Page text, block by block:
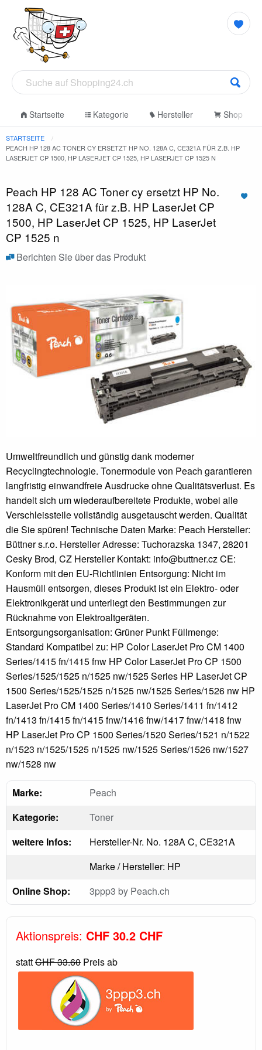
Startseite Kategorie Hersteller Shop
STARTSEITE
PEACH HP 128 AC TONER CY ERSETZT HP NO. 128A C, CE321A FÜR Z.B. HP
LASERJET CP 1500, HP LASERJET CP 1525, HP LASERJET CP 1525 N
Peach HP 128 AC Toner cy ersetzt HP No.
128A C, CE321A für z.B. HP LaserJet CP
1500, HP LaserJet CP 1525, HP LaserJet
CP 1525 n
Berichten Sie über das Produkt
Umweltfreundlich und günstig dank moderner
Recyclingtechnologie. Tonermodule von Peach garantieren
langfristig einwandfreie Ausdrucke ohne Qualitätsverlust. Es
handelt sich um wiederaufbereitete Produkte, wobei alle
Verschleissteile vollständig ausgetauscht werden. Qualität
die Sie spüren! Technische Daten Marke: Peach Hersteller:
Büttner s.r.o. Hersteller Adresse: Tuchorazska 1347, 28201
Cesky Brod, CZ Hersteller Kontakt: info@buttner.cz CE:
Konform mit den EU-Richtlinien Entsorgung: Nicht im
Hausmüll entsorgen, dieses Produkt ist ein Elektro- oder
Elektronikgerät und unterliegt den Bestimmungen zur
Rücknahme von Elektroaltgeräten.
Entsorgungsorganisation: Grüner Punkt Füllmenge:
Standard Kompatibel zu: HP Color LaserJet Pro CM 1400
Series/1415 fn/1415 fnw HP Color LaserJet Pro CP 1500
Series/1525/1525 n/1525 nw/1525 Series HP LaserJet CP
1500 Series/1525/1525 n/1525 nw/1525 Series/1526 nw HP
LaserJet Pro CM 1400 Series/1410 Series/1411 fn/1412
fn/1413 fn/1415 fn/1415 fnw/1416 fnw/1417 fnw/1418 fnw
HP LaserJet Pro CP 1500 Series/1520 Series/1521 n/1522
n/1523 n/1525/1525 n/1525 nw/1525 Series/1526 nw/1527
nw/1528 nw
Marke:
Peach
Kategorie:
Toner
weitere Infos:
Hersteller-Nr. No. 128A C, CE321A
Marke / Hersteller: HP
Online Shop:
3ppp3 by Peach.ch
Aktionspreis: CHF 30.2 CHF
stattCHF 33.60 Preis ab